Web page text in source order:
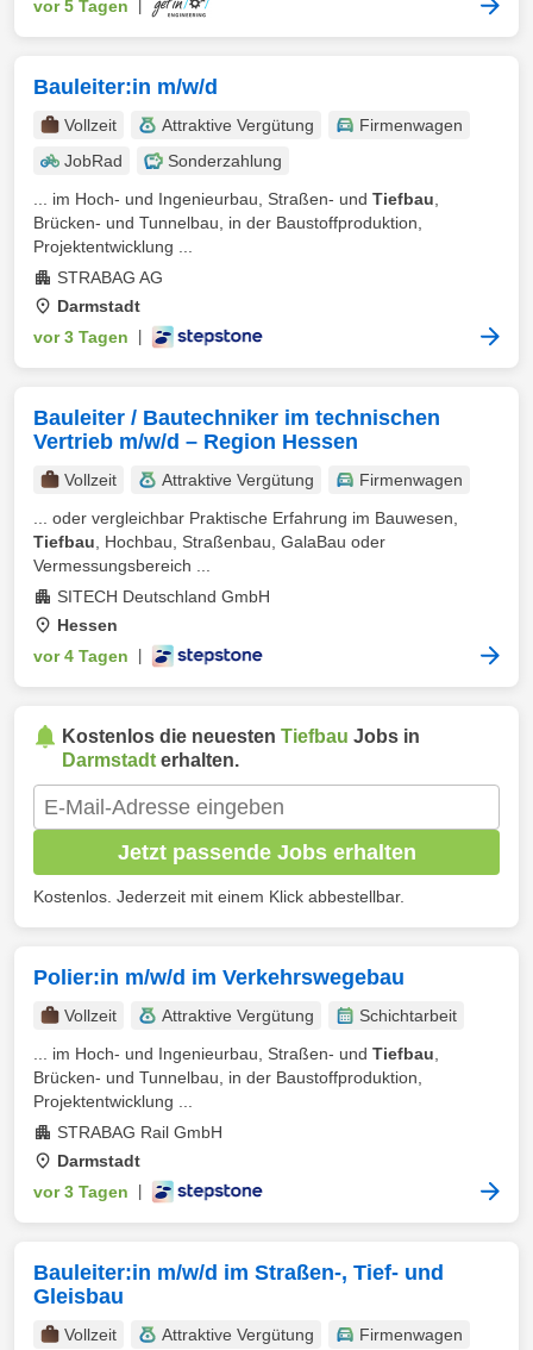
vor 5 Tagen
Bauleiter:in m/w/d
Vollzeit Attraktive Vergütung
Firmenwagen
JobRad
Sonderzahlung
... im Hoch- und Ingenieurbau, Straßen- und Tiefbau
Brücken- und Tunnelbau, in der Baustoffproduktion,
Projektentwicklung ...
STRABAG AG
Darmstadt
vor 3 Tagen
Bauleiter / Bautechniker im technischen
Vertrieb m/w/d – Region Hessen
Vollzeit Attraktive Vergütung
Firmenwagen
... oder vergleichbar Praktische Erfahrung im Bauwesen,
Tiefbau , Hochbau, Straßenbau, GalaBau oder
Vermessungsbereich ...
SITECH Deutschland GmbH
Hessen
vor 4 Tagen
Kostenlos die neuesten Tiefbau Jobs in
Darmstadt erhalten.
Jetzt passende Jobs erhalten
Kostenlos. Jederzeit mit einem Klick abbestellbar.
Polier:in m/w/d im Verkehrswegebau
Vollzeit Attraktive Vergütung
Schichtarbeit
... im Hoch- und Ingenieurbau, Straßen- und Tiefbau
Brücken- und Tunnelbau, in der Baustoffproduktion,
Projektentwicklung ...
STRABAG Rail GmbH
Darmstadt
vor 3 Tagen
Bauleiter:in m/w/d im Straßen-, Tief- und
Gleisbau
Vollzeit Attraktive Vergütung Firmenwagen